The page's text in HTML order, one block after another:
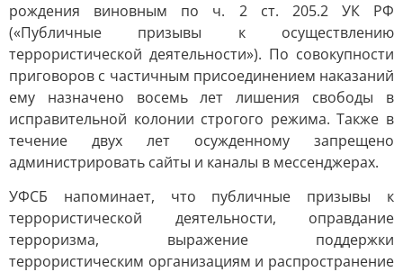
рождения виновным по ч. 2 ст. 205.2 УК РФ
(«Публичные призывы к осуществлению
террористической деятельности»). По совокупности
приговоров с частичным присоединением наказаний
ему назначено восемь лет лишения свободы в
исправительной колонии строгого режима. Также в
течение двух лет осужденному запрещено
администрировать сайты и каналы в мессенджерах.
УФСБ напоминает, что публичные призывы к
террористической деятельности, оправдание
терроризма, выражение поддержки
террористическим организациям и распространение